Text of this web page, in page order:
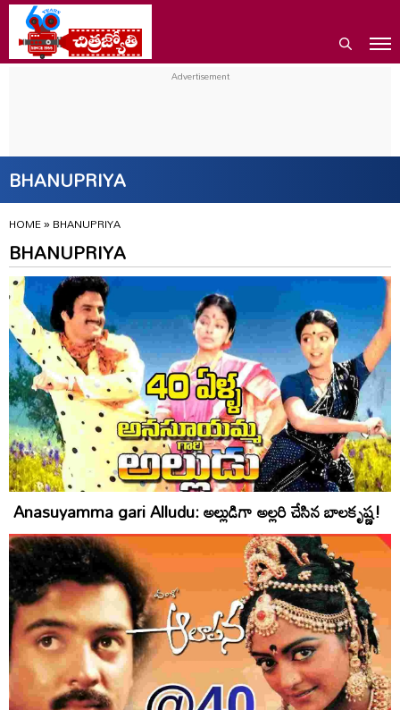
BHANUPRIYA
HOME»BHANUPRIYA
BHANUPRIYA
Anasuyamma gari Alludu: అల్లుడిగా అల్లరి చేసిన బాలకృష్ణ!